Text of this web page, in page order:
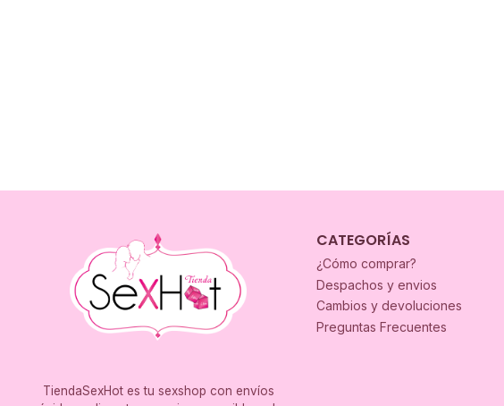
TiendaSexHot es tu sexshop con envíos
CATEGORÍAS
¿Cómo comprar?
Despachos y envios
Cambios y devoluciones
Preguntas Frecuentes